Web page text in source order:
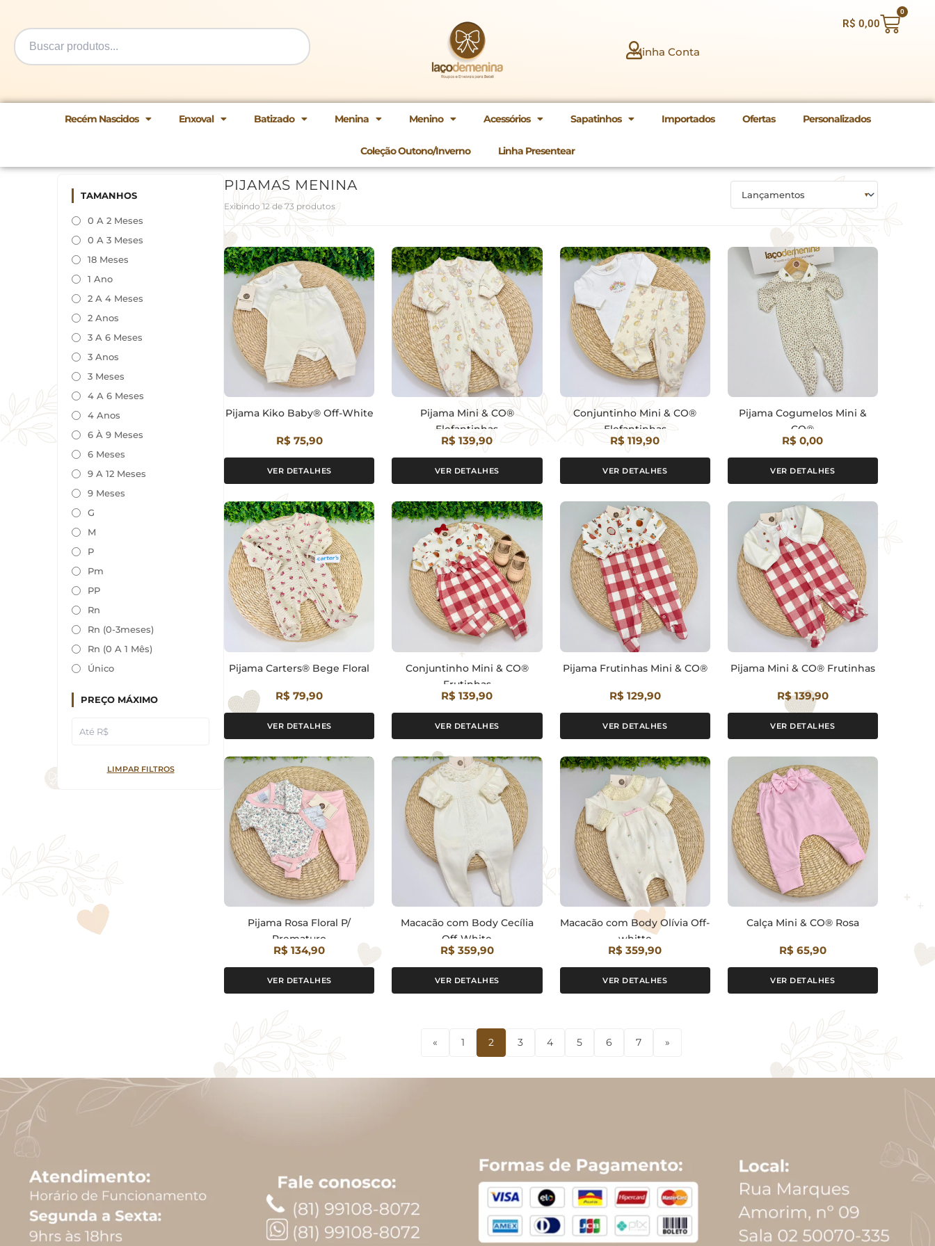
conteúdo
R$ 0,00
0
Minha Conta
Recém Nascidos Enxoval Batizado Menina Menino Acessórios Sapatinhos Importados Ofertas Personalizados
Coleção Outono/Inverno Linha Presentear
TAMANHOS
0 A 2 Meses
0 A 3 Meses
18 Meses
1 Ano
2 A 4 Meses
2 Anos
3 A 6 Meses
3 Anos
3 Meses
4 A 6 Meses
4 Anos
6 À 9 Meses
6 Meses
9 A 12 Meses
9 Meses
G
M
P
Pm
PP
Rn
Rn (0-3meses)
Rn (0 A 1 Mês)
Único
PREÇO MÁXIMO
LIMPAR FILTROS
PIJAMAS MENINA
Exibindo 12 de 73 produtos
Pijama Kiko Baby® Off-White
R$ 75,90
VER DETALHES
Pijama Mini & CO®
Elefantinhas
R$ 139,90
VER DETALHES
Conjuntinho Mini & CO®
Elefantinhas
R$ 119,90
VER DETALHES
Pijama Cogumelos Mini &
CO®
R$ 0,00
VER DETALHES
Pijama Carters® Bege Floral
R$ 79,90
VER DETALHES
Conjuntinho Mini & CO®
Frutinhas
R$ 139,90
VER DETALHES
Pijama Frutinhas Mini & CO®
R$ 129,90
VER DETALHES
Pijama Mini & CO® Frutinhas
R$ 139,90
VER DETALHES
Pijama Rosa Floral P/
Prematuro
R$ 134,90
VER DETALHES
Macacão com Body Cecília
Off-White
R$ 359,90
VER DETALHES
Macacão com Body Olívia Off-
whitte
R$ 359,90
VER DETALHES
Calça Mini & CO® Rosa
R$ 65,90
VER DETALHES
« 1 2 3 4 5 6 7 »